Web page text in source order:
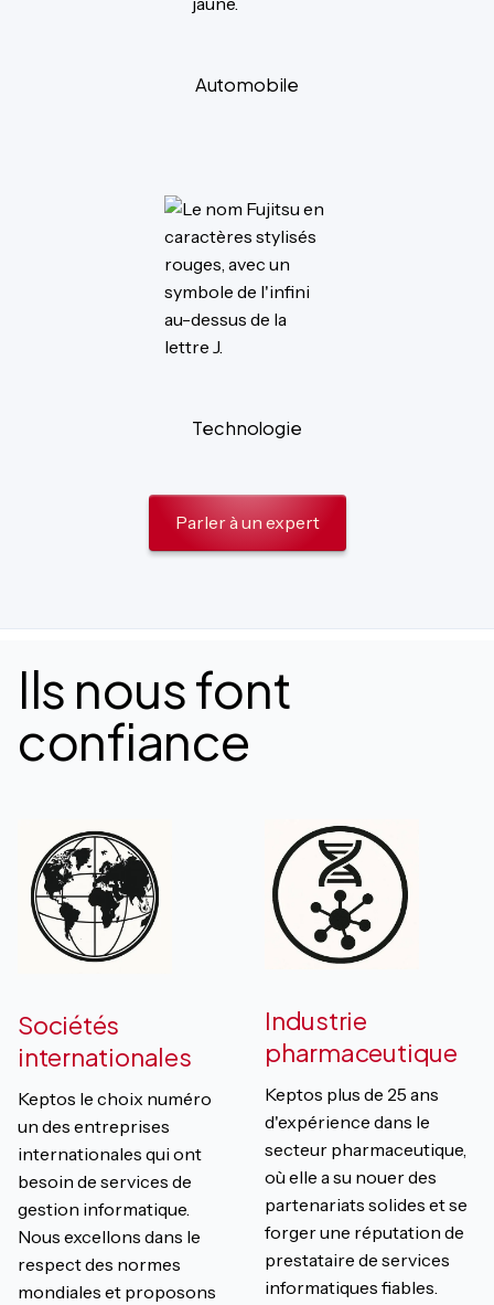
Automobile
Technologie
Parler à un expert
Ils nous font
confiance
Sociétés
internationales
Keptos le choix numéro
un des entreprises
internationales qui ont
besoin de services de
gestion informatique.
Nous excellons dans le
respect des normes
mondiales et proposons
Industrie
pharmaceutique
Keptos plus de 25 ans
d'expérience dans le
secteur pharmaceutique,
où elle a su nouer des
partenariats solides et se
forger une réputation de
prestataire de services
informatiques fiables.